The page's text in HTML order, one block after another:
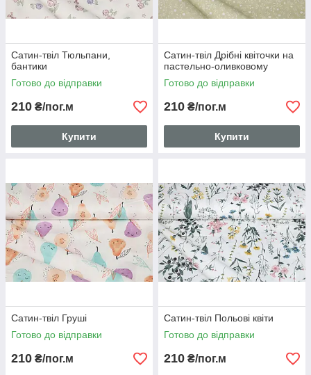
Сатин-твіл Тюльпани,
бантики
Готово до відправки
210 ₴/пог.м
Купити
Сатин-твіл Дрібні квіточки на
пастельно-оливковому
Готово до відправки
210 ₴/пог.м
Купити
Сатин-твіл Груші
Готово до відправки
210 ₴/пог.м
Сатин-твіл Польові квіти
Готово до відправки
210 ₴/пог.м